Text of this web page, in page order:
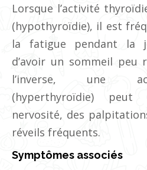
Lorsque l’activité
(hypothyroïdie), il est
la fatigue pendant la
d’avoir un sommeil
l’inverse, une
(hyperthyroïdie)
nervosité, des
réveils fréquents.
Symptômes associés